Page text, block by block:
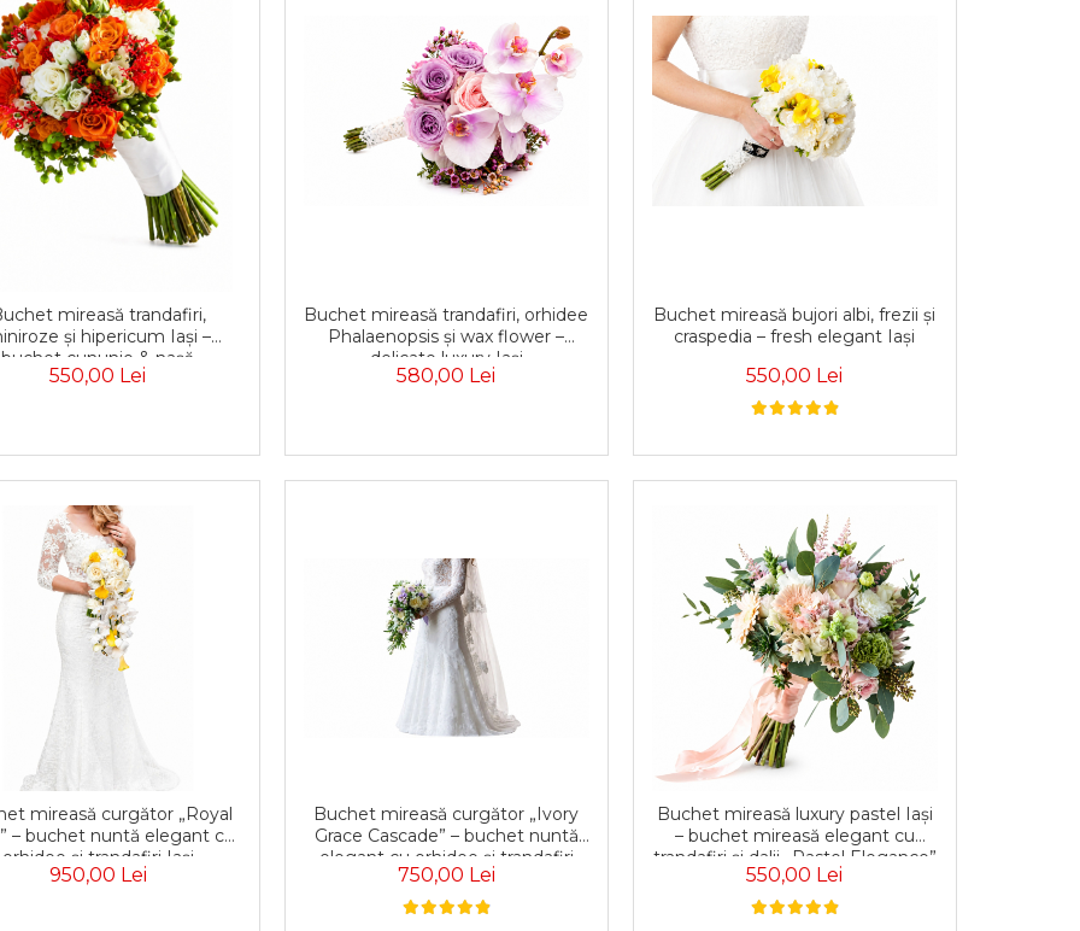
mireasă trandafiri,
și hipericum Iași –
buchet cununie & nașă
550,00 Lei
Buchet mireasă trandafiri, orhidee
Phalaenopsis și wax flower –
delicate luxury Iași
580,00 Lei
Buchet mireasă bujori albi, frezii și
craspedia – fresh elegant Iași
550,00 Lei
mireasă curgător „Royal
– buchet nuntă elegant cu
orhidee și trandafiri Iași
950,00 Lei
Buchet mireasă curgător „Ivory
Grace Cascade” – buchet nuntă
elegant cu orhidee și trandafiri
Iași
750,00 Lei
Buchet mireasă luxury pastel Iași
– buchet mireasă elegant cu
trandafiri și dalii „Pastel Elegance”
550,00 Lei